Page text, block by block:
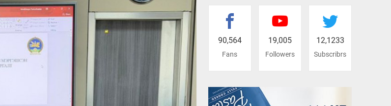
90,564
Fans
19,005
Followers
12,1233
Subscribrs